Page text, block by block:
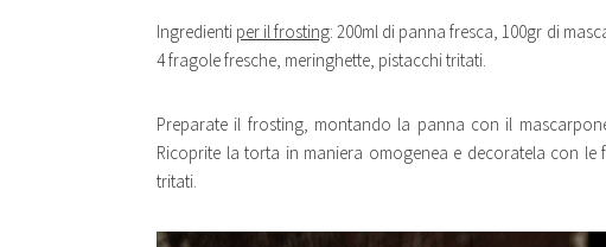
Ingredienti per il frosting: 200ml di panna fresca, 100gr di
4 fragole fresche, meringhette, pistacchi tritati.
Preparate il frosting, montando la panna con il
Ricoprite la torta in maniera omogenea e decoratela con
tritati.